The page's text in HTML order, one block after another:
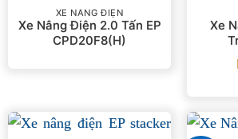
XE NÂNG ĐIỆN
Xe Nâng Điện 2.0 Tấn EP
CPD20F8(H)
Xe